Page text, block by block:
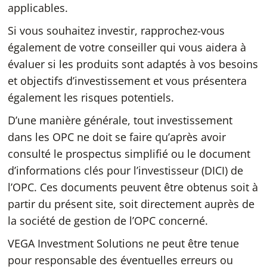
applicables.
Si vous souhaitez investir, rapprochez-vous
également de votre conseiller qui vous aidera à
évaluer si les produits sont adaptés à vos besoins
et objectifs d’investissement et vous présentera
également les risques potentiels.
D’une manière générale, tout investissement
dans les OPC ne doit se faire qu’après avoir
consulté le prospectus simplifié ou le document
d’informations clés pour l’investisseur (DICI) de
l’OPC. Ces documents peuvent être obtenus soit à
partir du présent site, soit directement auprès de
la société de gestion de l’OPC concerné.
VEGA Investment Solutions ne peut être tenue
pour responsable des éventuelles erreurs ou